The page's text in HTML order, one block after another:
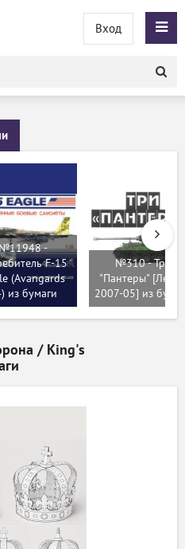
Вход
-
F-15
(Avangards
из бумаги
№310 - Три
"Пантеры"
2007-05] из
/ King's